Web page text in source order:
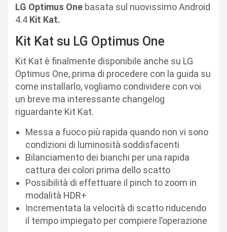
LG Optimus One basata sul nuovissimo Android
4.4 Kit Kat.
Kit Kat su LG Optimus One
Kit Kat è finalmente disponibile anche su LG
Optimus One, prima di procedere con la guida su
come installarlo, vogliamo condividere con voi
un breve ma interessante changelog
riguardante Kit Kat.
Messa a fuoco più rapida quando non vi sono
condizioni di luminosità soddisfacenti
Bilanciamento dei bianchi per una rapida
cattura dei colori prima dello scatto
Possibilità di effettuare il pinch to zoom in
modalità HDR+
Incrementata la velocità di scatto riducendo
il tempo impiegato per compiere l’operazione